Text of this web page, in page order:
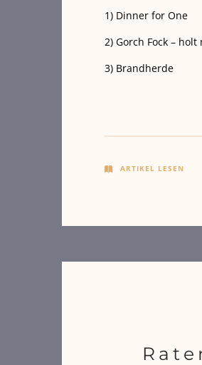
1) Dinner for One
2) Gorch Fock –
3) Brandherde
ARTIKEL LESEN